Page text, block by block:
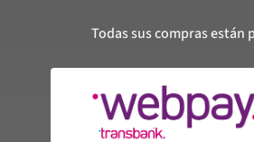
Todas sus compras están